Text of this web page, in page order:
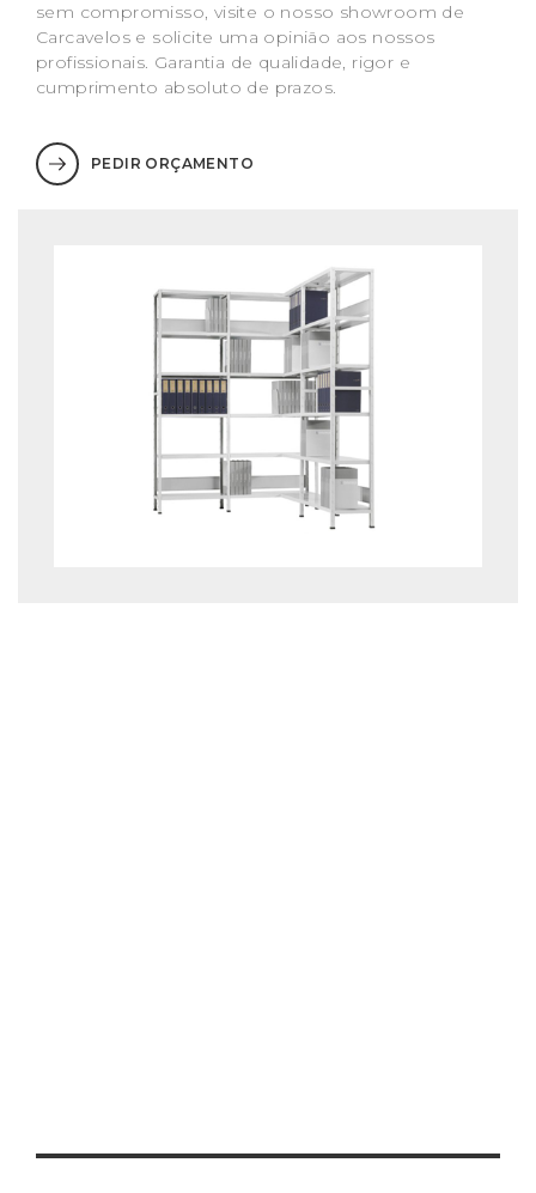
sem compromisso, visite o nosso showroom de
Carcavelos e solicite uma opinião aos nossos
profissionais. Garantia de qualidade, rigor e
cumprimento absoluto de prazos.
PEDIR ORÇAMENTO